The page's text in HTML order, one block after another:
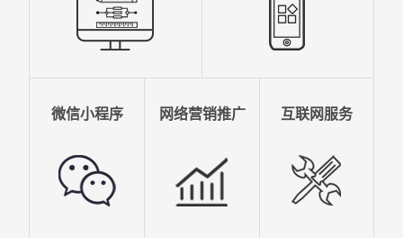
微信小程序 网络营销推广 互联网服务